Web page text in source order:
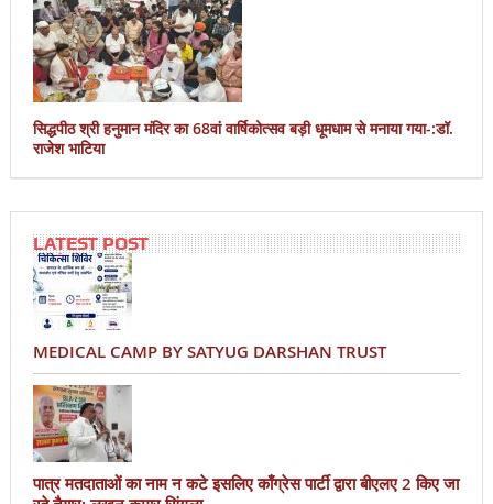
सिद्धपीठ श्री हनुमान मंदिर का 68वां वार्षिकोत्सव बड़ी धूमधाम से मनाया गया-:डॉ.
राजेश भाटिया
LATEST POST
MEDICAL CAMP BY SATYUG DARSHAN TRUST
पात्र मतदाताओं का नाम न कटे इसलिए काँग्रेस पार्टी द्वारा बीएलए 2 किए जा